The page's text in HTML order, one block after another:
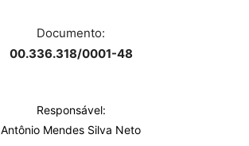
Documento:
00.336.318/0001-48
Responsável:
Antônio Mendes Silva Neto